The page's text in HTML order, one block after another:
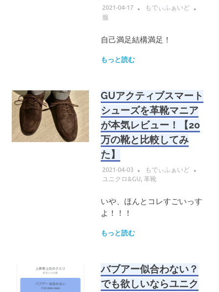
2021-04-17
もでぃふぁいど
服
自己満足結構満足！
もっと読む
GUアクティブスマート
シューズを革靴マニア
が本気レビュー！【20
万の靴と比較してみ
た】
2021-04-03
もでぃふぁいど
ユニクロ&GU,革靴
いや、ほんとコレすごいっす
よ！！！
もっと読む
バブアー似合わない？
でも欲しいならユニク